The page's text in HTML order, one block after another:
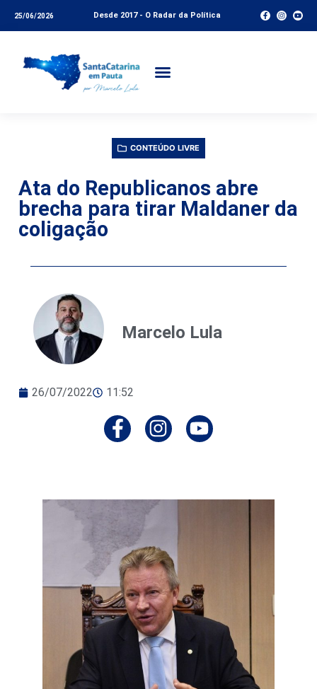
25/06/2026 Desde 2017 - O Radar da Política
CONTEÚDO LIVRE
Ata do Republicanos abre
brecha para tirar Maldaner da
coligação
Marcelo Lula
26/07/2022 11:52